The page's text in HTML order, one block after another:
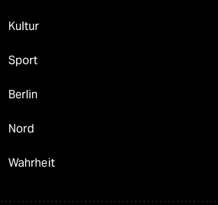
Kultur
Sport
Berlin
Nord
Wahrheit